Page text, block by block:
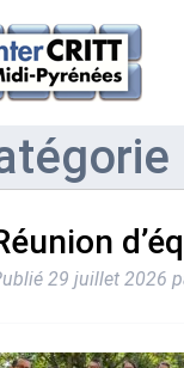
29 juillet 2026